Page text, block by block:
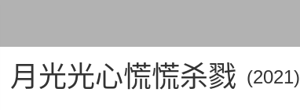
(2021)
月光光心慌慌杀戮